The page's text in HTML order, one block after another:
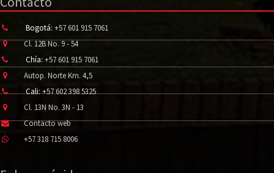
Bogotá: +57 601 915 7061
Cl. 12B No. 9 - 54
Chía: +57 601 915 7061
Autop. Norte Km. 4,5
Cali: +57 602 398 5325
Cl. 13N No. 3N - 13
Contacto web
+57 318 715 8006